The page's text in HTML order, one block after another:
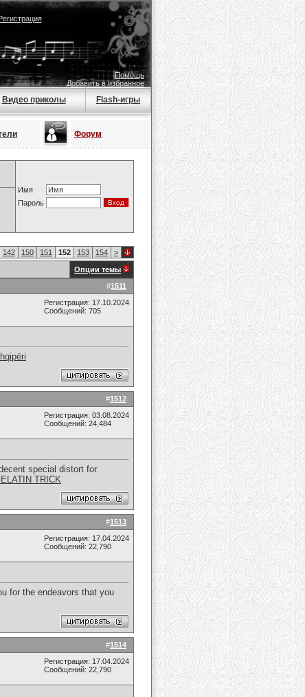
Помощь
Добавить в избранное
Видео приколы Flash-игры
Форум
Имя
Пароль
142 150 151 152 153 154 >
Опции темы
#1511
Регистрация: 17.10.2024
Сообщений: 705
#1512
Регистрация: 03.08.2024
Сообщений: 24,484
special distort for
TRICK
#1513
Регистрация: 17.04.2024
Сообщений: 22,790
for the endeavors that you
#1514
Регистрация: 17.04.2024
Сообщений: 22,790